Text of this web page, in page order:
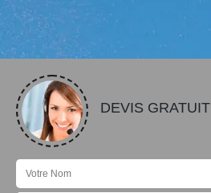
DEVIS GRATUIT